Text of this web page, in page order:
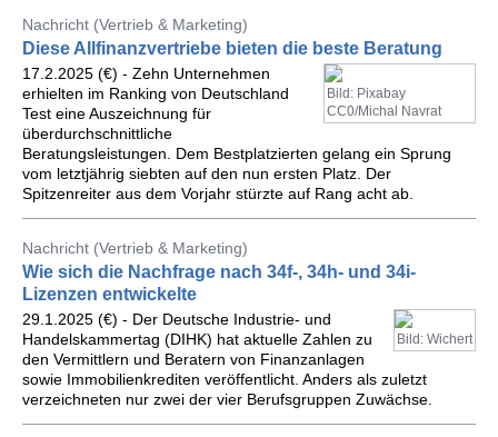
Nachricht (Vertrieb & Marketing)
Diese Allfinanzvertriebe bieten die beste Beratung
Bild: Pixabay
CC0/Michal Navrat
17.2.2025 (€) - Zehn Unternehmen
erhielten im Ranking von Deutschland
Test eine Auszeichnung für
überdurchschnittliche
Beratungsleistungen. Dem Bestplatzierten gelang ein Sprung
vom letztjährig siebten auf den nun ersten Platz. Der
Spitzenreiter aus dem Vorjahr stürzte auf Rang acht ab.
Nachricht (Vertrieb & Marketing)
Wie sich die Nachfrage nach 34f-, 34h- und 34i-
Lizenzen entwickelte
Bild: Wichert
29.1.2025 (€) - Der Deutsche Industrie- und
Handelskammertag (DIHK) hat aktuelle Zahlen zu
den Vermittlern und Beratern von Finanzanlagen
sowie Immobilienkrediten veröffentlicht. Anders als zuletzt
verzeichneten nur zwei der vier Berufsgruppen Zuwächse.